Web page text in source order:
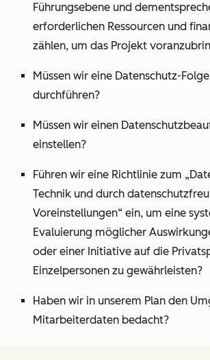
Führungsebene und
erforderlichen Ressourcen und
zählen, um das Projekt
Müssen wir eine Datenschutz-
durchführen?
Müssen wir einen
einstellen?
Führen wir eine Richtlinie zum
Technik und durch
Voreinstellungen“ ein, um eine
Evaluierung möglicher
oder einer Initiative auf die
Einzelpersonen zu gewährleisten?
Haben wir in unserem Plan den
Mitarbeiterdaten bedacht?